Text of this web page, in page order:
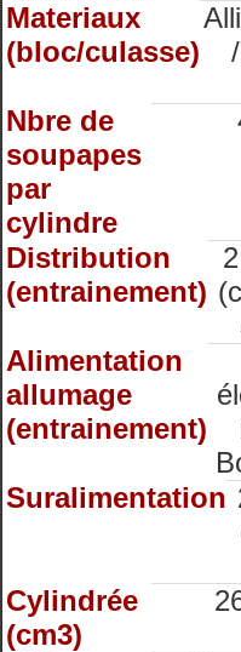
Materiaux
(bloc/culasse)
Nbre de
soupapes
par
cylindre
Distribution
(entrainement)
Alimentation
allumage
(entrainement)
Suralimentation
Cylindrée
(cm3)